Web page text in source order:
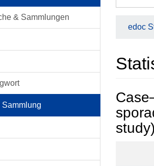
& Sammlungen
Sammlung
edoc
study)